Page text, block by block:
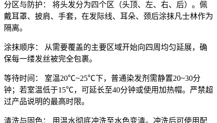
分区与防护： 将头发分为四个区（头顶、左、右、后）。佩
戴耳罩、披肩、手套，在发际线、耳朵、颈后涂抹凡士林作为
隔离。
涂抹顺序： 从需要覆盖的主要区域开始向四周均匀延展，确
保每一缕发丝被完全包裹。
等待时间： 室温20℃~25℃下，普通染发剂需静置20~30分
钟；若室温低于15℃，可延长至40分钟或使用加热帽。严禁超
过产品说明的最高时限。
清洗与固色： 用温水彻底冲洗至水色变清。冲洗后可使用配